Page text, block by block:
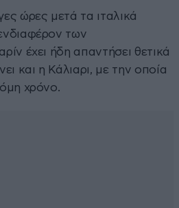
ώρες μετά τα ιταλικά
των
έχει ήδη απαντήσει θετικά
και η Κάλιαρι, με την οποία
χρόνο.